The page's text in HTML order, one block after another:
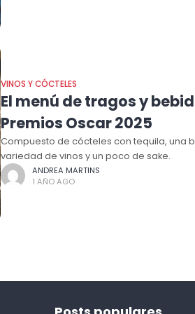
VINOS Y CÓCTELES
El menú de tragos y
Premios Oscar 2025
Compuesto de cócteles con tequila, una
variedad de vinos y un poco de sake.
ANDREA MARTINS
1 AÑO AGO